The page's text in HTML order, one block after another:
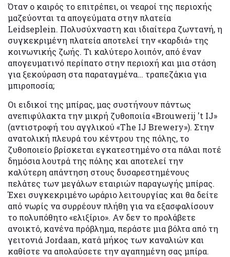
Όταν ο καιρός το επιτρέπει, οι νεαροί της περιοχής
μαζεύονται τα απογεύματα στην πλατεία
Leidseplein. Πολυσύχναστη και ιδιαίτερα ζωντανή, η
συγκεκριμένη πλατεία αποτελεί την «καρδιά» της
κοινωνικής ζωής. Τι καλύτερο λοιπόν, από έναν
απογευματινό περίπατο στην περιοχή και μια στάση
για ξεκούραση στα παραταγμένα… τραπεζάκια για
μπιροποσία;
Οι ειδικοί της μπίρας, μας συστήνουν πάντως
ανεπιφύλακτα την μικρή ζυθοποιία «Brouwerij 't IJ»
(αντιστροφή του αγγλικού «The IJ Brewery»). Στην
ανατολική πλευρά του κέντρου της πόλης, το
ζυθοποιείο βρίσκεται εγκατεστημένο στα πάλαι ποτέ
δημόσια λουτρά της πόλης και αποτελεί την
καλύτερη απάντηση στους δυσαρεστημένους
πελάτες των μεγάλων εταιριών παραγωγής μπίρας.
Έχει συγκεκριμένο ωράριο λειτουργίας και θα δείτε
από νωρίς να συρρέουν πλήθη για να εξασφαλίσουν
το πολυπόθητο «ελιξίριο». Αν δεν το προλάβετε
ανοικτό, κανένα πρόβλημα, περάστε μια βόλτα από τη
γειτονιά Jordaan, κατά μήκος των καναλιών και
καθίστε να απολαύσετε την αγαπημένη σας μπίρα.